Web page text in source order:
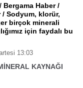
Bergama Haber /
/ Sodyum, klorür,
birçok minerali
için faydalı bu
13:03
KAYNAĞI